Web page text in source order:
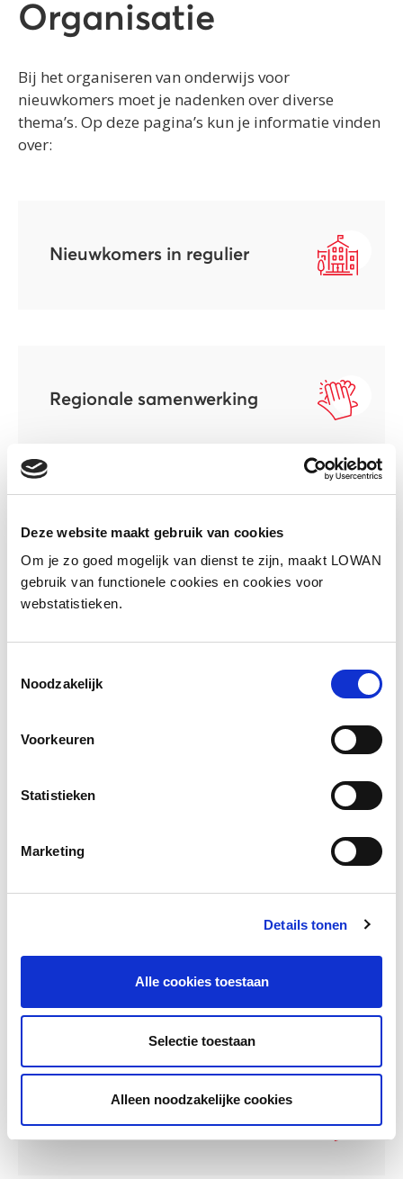
Deze website maakt gebruik van cookies
Om je zo goed mogelijk van dienst te zijn, maakt LOWAN
gebruik van functionele cookies en cookies voor
webstatistieken.
Noodzakelijk
Voorkeuren
Statistieken
Marketing
Details tonen
Alle cookies toestaan
Selectie toestaan
Alleen noodzakelijke cookies
Organisatie
Bij het organiseren van onderwijs voor
nieuwkomers moet je nadenken over diverse
thema’s. Op deze pagina’s kun je informatie vinden
over:
Nieuwkomers in regulier
Regionale samenwerking
Nieuwe locatie
Taalsteun
Ouderbetrokkenheid
Brugfunctionaris